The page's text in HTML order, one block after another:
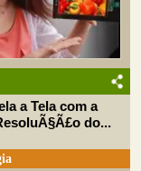
a Tela com a
do...